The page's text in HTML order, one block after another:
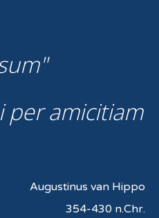
per amicitiam
Augustinus van Hippo
354-430 n.Chr.